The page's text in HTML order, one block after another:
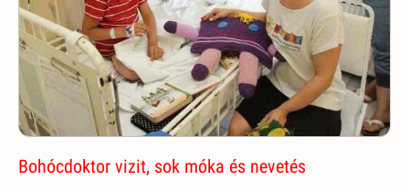
Bohócdoktor vizit, sok móka és nevetés